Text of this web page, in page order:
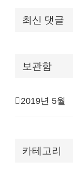
최신 댓글
보관함
2019년 5월
카테고리